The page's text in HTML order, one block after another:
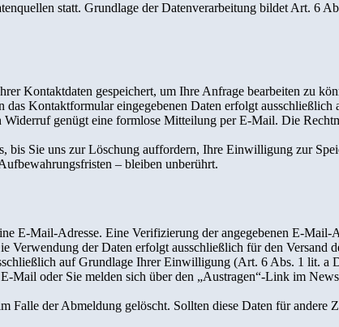
statt. Grundlage der Datenverarbeitung bildet Art. 6
Kontaktdaten gespeichert, um Ihre Anfrage bearbeiten zu
Kontaktformular eingegebenen Daten erfolgt
genügt eine formlose Mitteilung per E-Mail. Die
bis Sie uns zur Löschung auffordern, Ihre Einwilligung zur
– bleiben unberührt.
E-Mail-Adresse. Eine Verifizierung der angegebenen E-
der Daten erfolgt ausschließlich für den Versand
auf Grundlage Ihrer Einwilligung (Art. 6 Abs. 1 lit.
oder Sie melden sich über den „Austragen“-Link im
Falle der Abmeldung gelöscht. Sollten diese Daten für andere